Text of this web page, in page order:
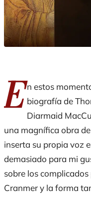
E n estos
biografía de
Diarmaid
una magnífica obra
inserta su propia voz
demasiado para mi
sobre los
Cranmer y la forma